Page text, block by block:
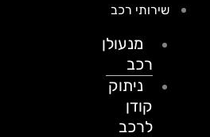
שירותי רכב
מנעולן
ניתוק
לרכב